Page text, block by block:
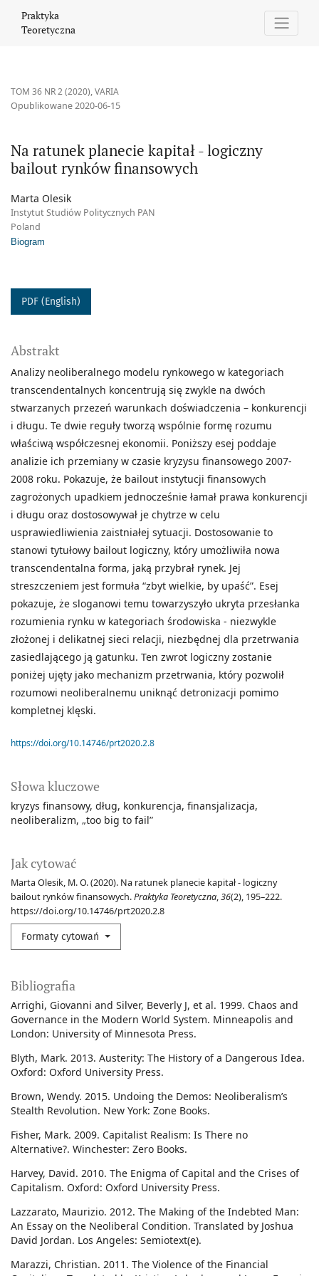
Praktyka
Teoretyczna
TOM 36 NR 2 (2020),VARIA
Na ratunek planecie kapitał - logiczny
bailout rynków finansowych
Opublikowane 2020-06-15
Marta Olesik
Instytut Studiów Politycznych PAN
Poland
Biogram
PDF (English)
Słowa kluczowe
kryzys finansowy dług konkurencja finansjalizacja
neoliberalizm „too big to fail”
Jak cytować
Marta Olesik, M. O. (2020). Na ratunek planecie kapitał - logiczny
bailout rynków finansowych.Praktyka Teoretyczna,36(2), 195–222.
https://doi.org/10.14746/prt2020.2.8
Formaty cytowań
Abstrakt
Analizy neoliberalnego modelu rynkowego w kategoriach
transcendentalnych koncentrują się zwykle na dwóch
stwarzanych przezeń warunkach doświadczenia – konkurencji
i długu. Te dwie reguły tworzą wspólnie formę rozumu
właściwą współczesnej ekonomii. Poniższy esej poddaje
analizie ich przemiany w czasie kryzysu finansowego 2007-
2008 roku. Pokazuje, że bailout instytucji finansowych
zagrożonych upadkiem jednocześnie łamał prawa konkurencji
i długu oraz dostosowywał je chytrze w celu
usprawiedliwienia zaistniałej sytuacji. Dostosowanie to
stanowi tytułowy bailout logiczny, który umożliwiła nowa
transcendentalna forma, jaką przybrał rynek. Jej
streszczeniem jest formuła “zbyt wielkie, by upaść”. Esej
pokazuje, że sloganowi temu towarzyszyło ukryta przesłanka
rozumienia rynku w kategoriach środowiska - niezwykle
złożonej i delikatnej sieci relacji, niezbędnej dla przetrwania
zasiedlającego ją gatunku. Ten zwrot logiczny zostanie
poniżej ujęty jako mechanizm przetrwania, który pozwolił
rozumowi neoliberalnemu uniknąć detronizacji pomimo
kompletnej klęski.
https://doi.org/10.14746/prt2020.2.8
Bibliografia
Arrighi, Giovanni and Silver, Beverly J, et al. 1999. Chaos and
Governance in the Modern World System. Minneapolis and
London: University of Minnesota Press.
Blyth, Mark. 2013. Austerity: The History of a Dangerous Idea.
Oxford: Oxford University Press.
Brown, Wendy. 2015. Undoing the Demos: Neoliberalism’s
Stealth Revolution. New York: Zone Books.
Fisher, Mark. 2009. Capitalist Realism: Is There no
Alternative?. Winchester: Zero Books.
Harvey, David. 2010. The Enigma of Capital and the Crises of
Capitalism. Oxford: Oxford University Press.
Lazzarato, Maurizio. 2012. The Making of the Indebted Man:
An Essay on the Neoliberal Condition. Translated by Joshua
David Jordan. Los Angeles: Semiotext(e).
Marazzi, Christian. 2011. The Violence of the Financial